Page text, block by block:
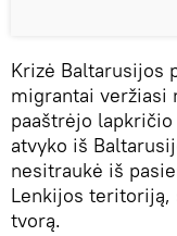
Krizė Baltarusijos
migrantai veržiasi
paaštrėjo
atvyko iš
nesitraukė iš
Lenkijos teritoriją,
tvorą.